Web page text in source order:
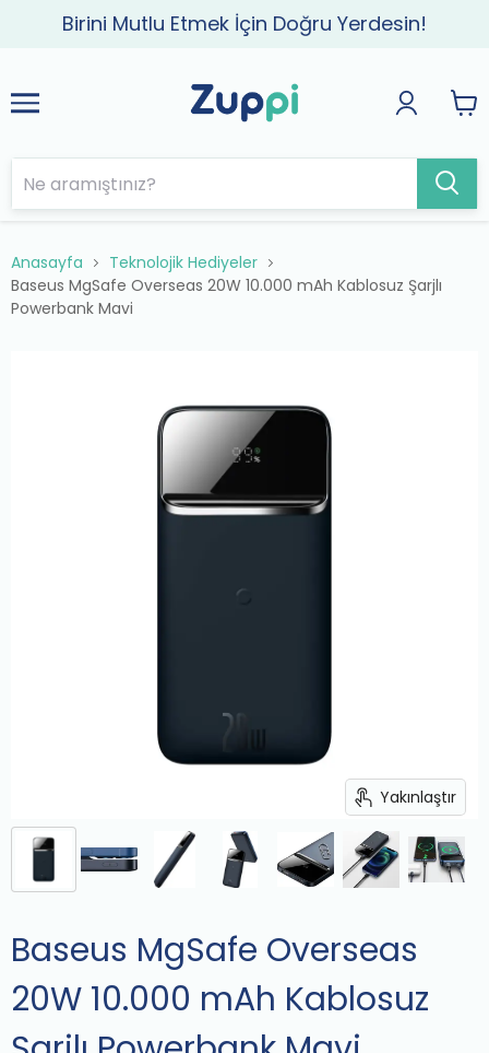
Birini Mutlu Etmek İçin Doğru Yerdesin!
Anasayfa
Teknolojik Hediyeler
Baseus MgSafe Overseas 20W 10.000 mAh Kablosuz Şarjlı
Powerbank Mavi
Yakınlaştır
Baseus MgSafe Overseas
20W 10.000 mAh Kablosuz